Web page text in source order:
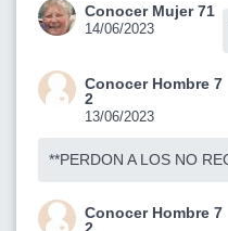
Conocer Mujer 71
14/06/2023
Conocer Hombre 7
2
13/06/2023
**PERDON A LOS NO
Conocer Hombre 7